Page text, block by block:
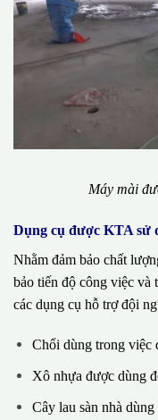
Máy mài
Dụng cụ được KTA sử
Nhằm đảm bảo chất
bảo tiến độ công việc
các dụng cụ hỗ trợ đội
Chổi dùng trong việc
Xô nhựa được dùng
Cây lau sàn nhà